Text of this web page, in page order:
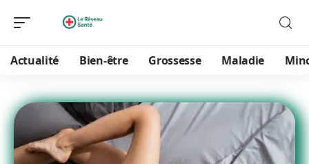
Actualité Bien-être Grossesse Maladie